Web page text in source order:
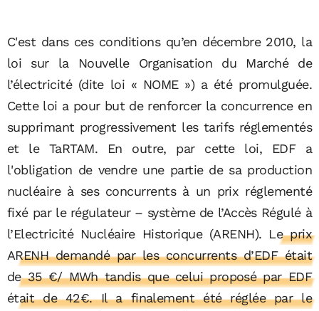
C'est dans ces conditions qu’en décembre 2010, la
loi sur la Nouvelle Organisation du Marché de
l’électricité (dite loi « NOME ») a été promulguée.
Cette loi a pour but de renforcer la concurrence en
supprimant progressivement les tarifs réglementés
et le TaRTAM. En outre, par cette loi, EDF a
l'obligation de vendre une partie de sa production
nucléaire à ses concurrents à un prix réglementé
fixé par le régulateur – système de l’Accès Régulé à
l’Electricité Nucléaire Historique (ARENH). Le prix
ARENH demandé par les concurrents d’EDF était
de 35 €/ MWh tandis que celui proposé par EDF
était de 42€. Il a finalement été réglée par le